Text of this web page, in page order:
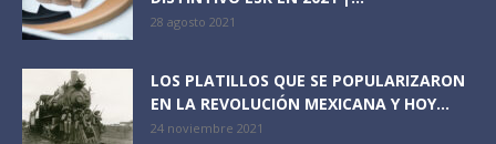
28 agosto 2021
LOS PLATILLOS QUE SE POPULARIZARON
EN LA REVOLUCIÓN MEXICANA Y HOY...
24 noviembre 2021